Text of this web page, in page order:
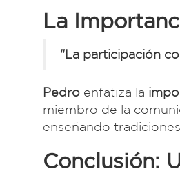
La
"La participación
Pedro enfatiza la
miembro de la
enseñando
Conclusión: